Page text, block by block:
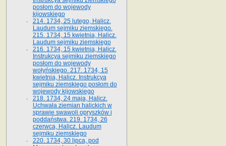
posłom do wojewody
kijowskiego
214. 1734, 25 lutego, Halicz.
Laudum sejmiku ziemskiego.
215. 1734, 15 kwietnia, Halicz.
Laudum sejmiku ziemskiego
216. 1734, 15 kwietnia, Halicz.
Instrukcya sejmiku ziemskiego
posłom do wojewody
wołyńskiego. 217. 1734, 15
kwietnia, Halicz. Instrukcya
sejmiku ziemskiego posłom do
wojewody kijowskiego
218. 1734, 24 maja, Halicz.
Uchwała ziemian halickich w
sprawie swawoli opryszków i
poddaństwa. 219. 1734, 26
czerwca, Halicz. Laudum
sejmiku ziemskiego
220. 1734, 30 lipca, pod